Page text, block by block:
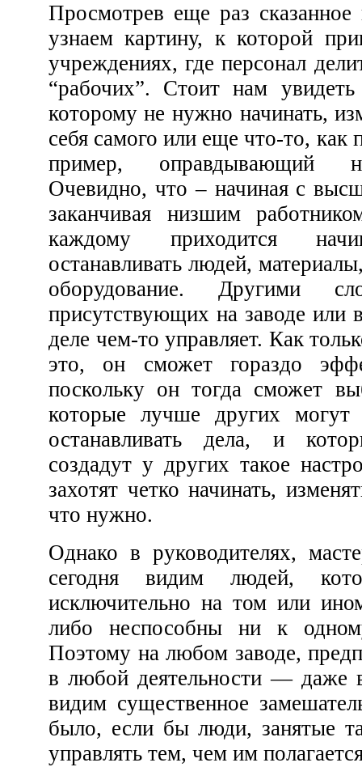
Просмотрев еще раз сказанное выше, мы все меньше
узнаем картину, к которой привыкли на заводах и в
учреждениях, где персонал делится на “руководство” и
“рабочих”. Стоит нам увидеть на заводе работника,
которому не нужно начинать, изменять и останавливать
себя самого или еще что-то, как перед нами оказывается
пример, оправдывающий
Очевидно, что – начиная с высшего
заканчивая низшим работником в
каждому приходится
останавливать людей, материалы,
оборудование. Другими словами,
присутствующих на заводе или в учреждении на
деле чем-то управляет. Как только руководитель поймет
это, он сможет гораздо эффективнее вести дело,
поскольку он тогда сможет выбирать из них людей,
которые лучше других могут начинать, изменять и
останавливать дела, и которые своим примером
создадут у других такое настроение, что и они тоже
захотят четко начинать, изменять и останавливать все,
что нужно.
Однако в руководителях, мастерах и работниках мы
сегодня видим людей, которые либо застряли
исключительно на том или ином факторе управления,
либо неспособны ни к одному из этих факторов.
Поэтому на любом заводе, предприятии, в учреждении,
в любой деятельности — даже в правительстве — мы
видим существенное замешательство, которого бы не
было, если бы люди, занятые там, имели способность
управлять тем, чем им